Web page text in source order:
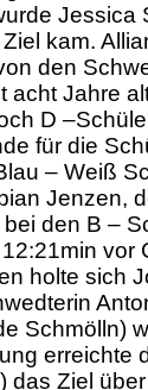
Jessica
kam.
den
acht Jahre
D
für die
– Weiß
Jenzen,
den B –
vor
holte sich
Schmölln)
erreichte
das Ziel